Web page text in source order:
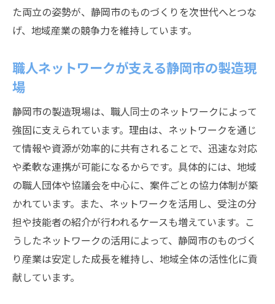
た両立の姿勢が、静岡市のものづくりを次世代へとつな
げ、地域産業の競争力を維持しています。
職人ネットワークが支える静岡市の製造現
場
静岡市の製造現場は、職人同士のネットワークによって
強固に支えられています。理由は、ネットワークを通じ
て情報や資源が効率的に共有されることで、迅速な対応
や柔軟な連携が可能になるからです。具体的には、地域
の職人団体や協議会を中心に、案件ごとの協力体制が築
かれています。また、ネットワークを活用し、受注の分
担や技能者の紹介が行われるケースも増えています。こ
うしたネットワークの活用によって、静岡市のものづく
り産業は安定した成長を維持し、地域全体の活性化に貢
献しています。